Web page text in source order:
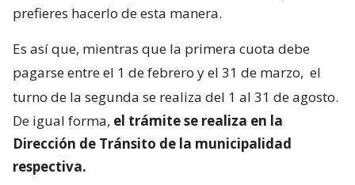
prefieres hacerlo de esta manera.
Es así que, mientras que la primera cuota debe
pagarse entre el 1 de febrero y el 31 de marzo, el
turno de la segunda se realiza del 1 al 31 de agosto.
De igual forma, el trámite se realiza en la
Dirección de Tránsito de la municipalidad
respectiva.